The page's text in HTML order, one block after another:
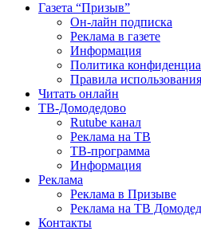
Газета “Призыв”
Он-лайн подписка
Реклама в газете
Информация
Политика
Правила
Читать онлайн
ТВ-Домодедово
Rutube канал
Реклама на ТВ
ТВ-программа
Информация
Реклама
Реклама в Призыве
Реклама на ТВ
Контакты